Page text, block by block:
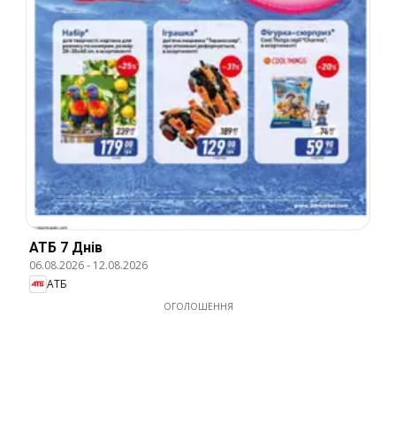
АТБ 7 Днів
06.08.2026- 12.08.2026
АТБ
ОГОЛОШЕННЯ